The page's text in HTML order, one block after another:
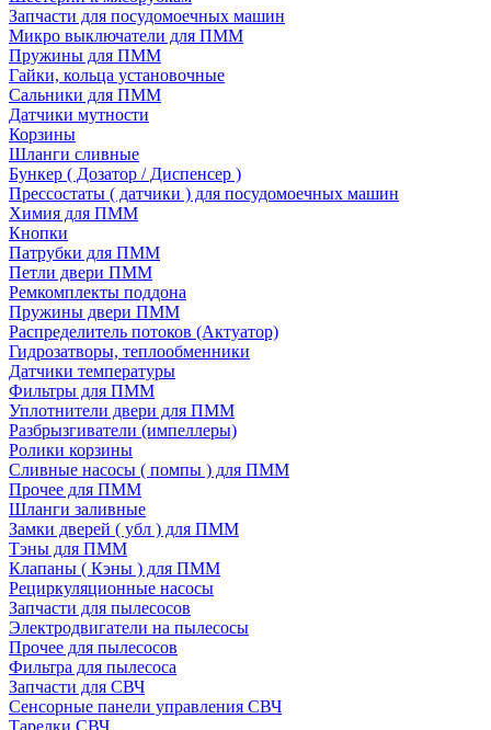
Запчасти для посудомоечных машин
Микро выключатели для ПММ
Пружины для ПММ
Гайки, кольца установочные
Сальники для ПММ
Датчики мутности
Корзины
Шланги сливные
Бункер ( Дозатор / Диспенсер )
Прессостаты ( датчики ) для посудомоечных машин
Химия для ПММ
Кнопки
Патрубки для ПММ
Петли двери ПММ
Ремкомплекты поддона
Пружины двери ПММ
Распределитель потоков (Актуатор)
Гидрозатворы, теплообменники
Датчики температуры
Фильтры для ПММ
Уплотнители двери для ПММ
Разбрызгиватели (импеллеры)
Ролики корзины
Сливные насосы ( помпы ) для ПММ
Прочее для ПММ
Шланги заливные
Замки дверей ( убл ) для ПММ
Тэны для ПММ
Клапаны ( Кэны ) для ПММ
Рециркуляционные насосы
Запчасти для пылесосов
Электродвигатели на пылесосы
Прочее для пылесосов
Фильтра для пылесоса
Запчасти для СВЧ
Сенсорные панели управления СВЧ
Тарелки СВЧ